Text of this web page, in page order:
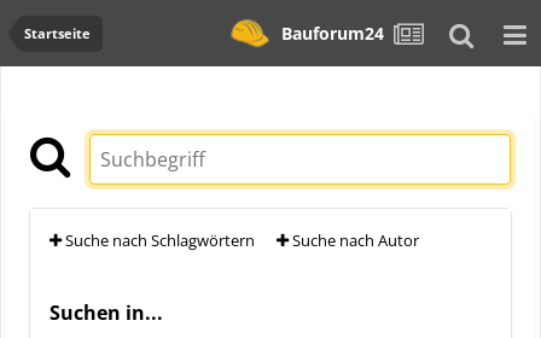
Startseite Bauforum24
Suche nach Schlagwörtern Suche nach Autor
Suchen in...